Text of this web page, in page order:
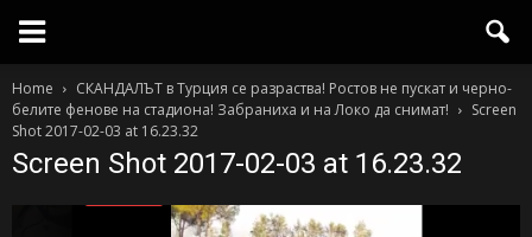
Home
СКАНДАЛЪТ в Турция се разраства! Ростов не пускат и черно-
белите фенове на стадиона! Забраниха и на Локо да снимат!
Screen
Shot 2017-02-03 at 16.23.32
Screen Shot 2017-02-03 at 16.23.32